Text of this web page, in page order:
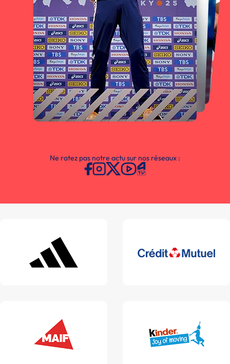
Ne ratez pas notre actu sur nos réseaux :